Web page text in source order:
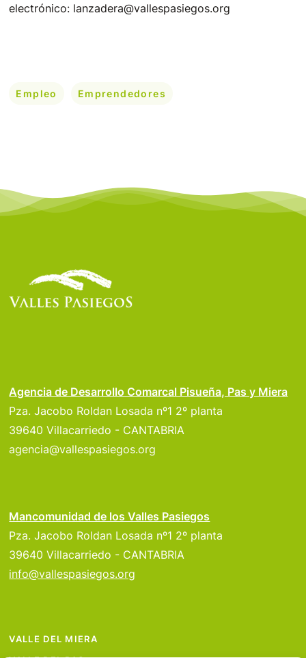
electrónico: lanzadera@vallespasiegos.org
Empleo Emprendedores
Agencia de Desarrollo Comarcal Pisueña, Pas y Miera
Pza. Jacobo Roldan Losada nº1 2º planta
39640 Villacarriedo - CANTABRIA
agencia@vallespasiegos.org
Mancomunidad de los Valles Pasiegos
Pza. Jacobo Roldan Losada nº1 2º planta
39640 Villacarriedo - CANTABRIA
info@vallespasiegos.org
VALLE DEL MIERA